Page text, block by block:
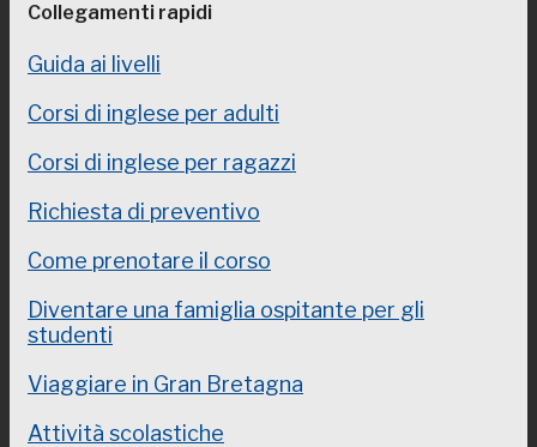
Collegamenti rapidi
Guida ai livelli
Corsi di inglese per adulti
Corsi di inglese per ragazzi
Richiesta di preventivo
Come prenotare il corso
Diventare una famiglia ospitante per gli
studenti
Viaggiare in Gran Bretagna
Attività scolastiche